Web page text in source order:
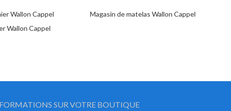
Wallon Cappel
Wallon Cappel
Magasin de matelas Wallon Cappel
SUR VOTRE BOUTIQUE